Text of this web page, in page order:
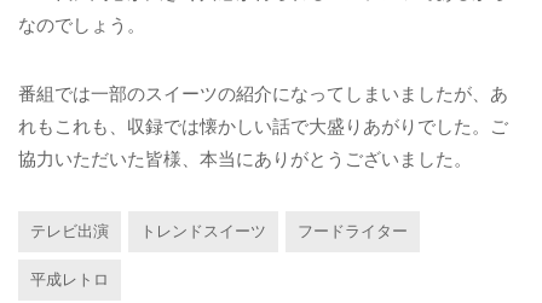
なのでしょう。
番組では一部のスイーツの紹介になってしまいましたが、あ
れもこれも、収録では懐かしい話で大盛りあがりでした。ご
協力いただいた皆様、本当にありがとうございました。
テレビ出演 トレンドスイーツ フードライター
平成レトロ